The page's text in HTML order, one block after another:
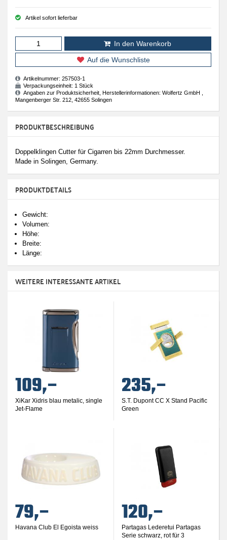
Artikel sofort lieferbar
In den Warenkorb
Auf die Wunschliste
Artikelnummer: 257503-1
Verpackungseinheit: 1 Stück
Angaben zur Produktsicherheit, Herstellerinformationen: Wolfertz GmbH ,
Mangenberger Str. 212, 42655 Solingen
PRODUKTBESCHREIBUNG
Doppelklingen Cutter für Cigarren bis 22mm Durchmesser.
Made in Solingen, Germany.
PRODUKTDETAILS
Gewicht:
Volumen:
Höhe:
Breite:
Länge:
WEITERE INTERESSANTE ARTIKEL
109,–
XiKar Xidris blau metalic, single
Jet-Flame
235,–
S.T. Dupont CC X Stand Pacific
Green
79,–
Havana Club El Egoista weiss 120,–
Partagas Lederetui Partagas
Serie schwarz, rot für 3